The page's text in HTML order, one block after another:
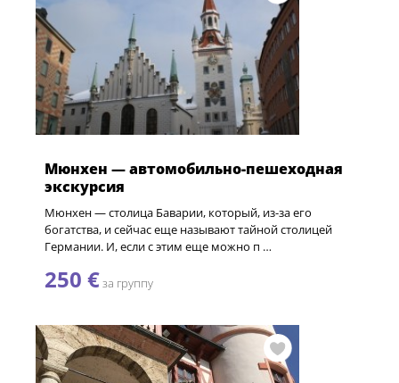
Мюнхен — автомобильно-пешеходная
экскурсия
Мюнхен — столица Баварии, который, из-за его
богатства, и сейчас еще называют тайной столицей
Германии. И, если с этим еще можно п …
250 €за группу